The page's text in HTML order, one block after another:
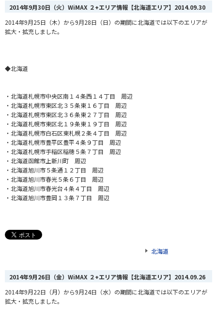
2014年9月30日（火）WiMAX ２+エリア情報【北海道エリア】 2014.09.30
2014年9月25日（木）から9月28日（日） の期間に北海道では以下のエリアが
拡大・拡充しました。
◆北海道
・北海道札幌市中央区南１４条西１４丁目 周辺
・北海道札幌市東区北３５条東１６丁目 周辺
・北海道札幌市東区北３６条東２７丁目 周辺
・北海道札幌市東区北１９条東１９丁目 周辺
・北海道札幌市白石区東札幌２条４丁目 周辺
・北海道札幌市豊平区豊平４条９丁目 周辺
・北海道札幌市手稲区稲穂５条７丁目 周辺
・北海道函館市上新川町 周辺
・北海道旭川市５条通１２丁目 周辺
・北海道旭川市春光５条６丁目 周辺
・北海道旭川市春光台４条４丁目 周辺
・北海道旭川市豊岡１３条７丁目 周辺
北海道
2014年9月26日（金）WiMAX ２+エリア情報【北海道エリア】 2014.09.26
2014年9月22日（月）から9月24日（水） の期間に北海道では以下のエリアが
拡大・拡充しました。